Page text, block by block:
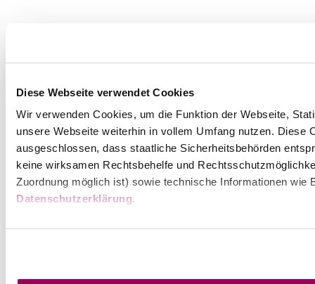
Diese Webseite verwendet Cookies
Wir verwenden Cookies, um die Funktion der Webseite,
unsere Webseite weiterhin in vollem Umfang nutzen.
ausgeschlossen, dass staatliche Sicherheitsbehörden
keine wirksamen Rechtsbehelfe und
Zuordnung möglich ist) sowie technische Informationen
Datenschutzerklärung.